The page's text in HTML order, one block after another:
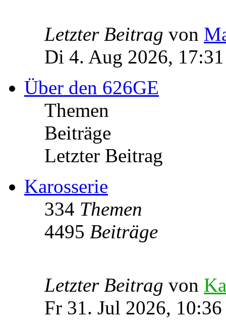
Letzter Beitrag von
Di 4. Aug 2026, 17:31
Über den 626GE
Themen
Beiträge
Letzter Beitrag
Karosserie
334 Themen
4495 Beiträge
Letzter Beitrag von
Fr 31. Jul 2026, 10:36